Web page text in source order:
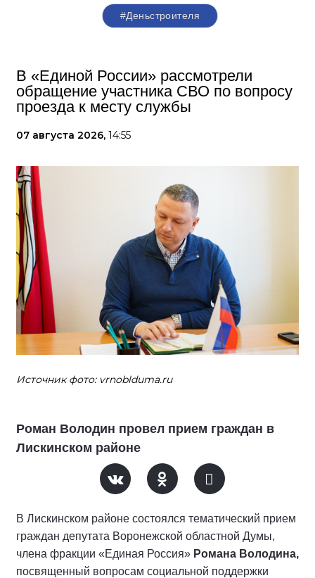
#Деньстроителя
В «Единой России» рассмотрели
обращение участника СВО по вопросу
проезда к месту службы
07 августа 2026, 14:55
Источник фото: vrnoblduma.ru
Роман Володин провел прием граждан в
Лискинском районе
В Лискинском районе состоялся тематический прием
граждан депутата Воронежской областной Думы,
члена фракции «Единая Россия» Романа Володина,
посвященный вопросам социальной поддержки